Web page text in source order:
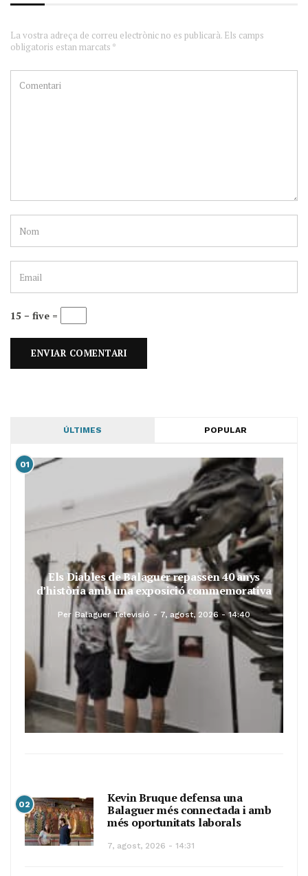
La vostra adreça de correu electrònic no es publicarà. Els camps
obligatoris estan marcats *
15 − five =
ÚLTIMES POPULAR
01
Els Diables de Balaguer repassen 40 anys
d’història amb una exposició commemorativa
Per Balaguer Televisió 7, agost, 2026 - 14:40
02
Kevin Bruque defensa una
Balaguer més connectada i amb
més oportunitats laborals
7, agost, 2026 - 14:31